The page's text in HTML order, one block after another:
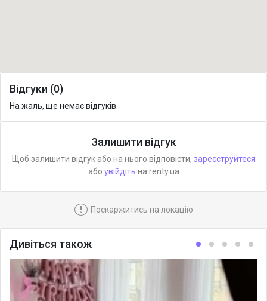
Відгуки (0)
На жаль, ще немає відгуків.
Залишити відгук
Щоб залишити відгук або на нього відповісти, зареєструйтеся
або увійдіть на renty.ua
! Поскаржитись на локацію
Дивіться також